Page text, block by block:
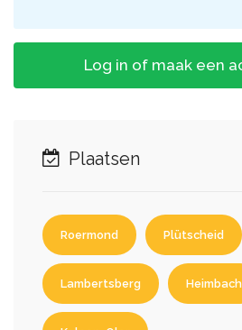
Log in of maak een
Plaatsen
Roermond Plütscheid
Lambertsberg Heimbach